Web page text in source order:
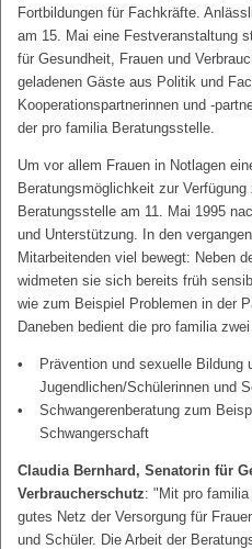
Fortbildungen für Fachkräfte.
am 15. Mai eine Festveranstaltung
für Gesundheit, Frauen und
geladenen Gäste aus Politik und
Kooperationspartnerinnen und -
der pro familia Beratungsstelle.
Um vor allem Frauen in Notlagen
Beratungsmöglichkeit zur
Beratungsstelle am 11. Mai 1995
und Unterstützung. In den
Mitarbeitenden viel bewegt: Neben
widmeten sie sich bereits früh
wie zum Beispiel Problemen in der
Daneben bedient die pro familia
Prävention und sexuelle Bildung
Jugendlichen/Schülerinnen und
Schwangerenberatung zum
Schwangerschaft
Claudia Bernhard, Senatorin für
Verbraucherschutz: "Mit pro
gutes Netz der Versorgung für
und Schüler. Die Arbeit der